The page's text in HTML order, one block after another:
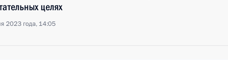
целях
2023 года, 14:05